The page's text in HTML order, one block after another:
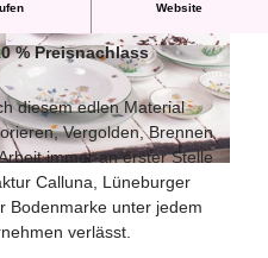
© Porzellan-Manufaktur Calluna |CC-BY-SA
Website
Heide
% Preisnachlass
diesem edlen Material
Vergolden, Brennen
immer an erster Stelle
Calluna, Lüneburger
Bodenmarke unter jedem
verlässt.